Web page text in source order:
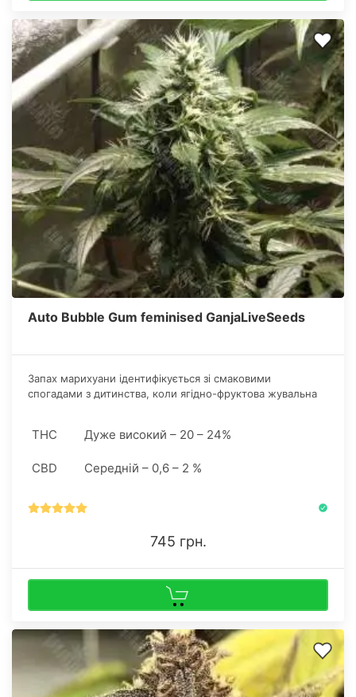
Auto Bubble Gum feminised GanjaLiveSeeds
Запах марихуани ідентифікується зі смаковими
спогадами з дитинства, коли ягідно-фруктова жувальна
THC Дуже високий – 20 – 24%
CBD Середній – 0,6 – 2 %
745 грн.